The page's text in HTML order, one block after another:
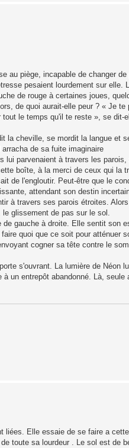
au piège, incapable de changer
pesaient lourdement sur elle.
de rouge à certaines joues,
de quoi aurait-elle peur ? « Je
le temps qu'il te reste », se dit-
la cheville, se mordit la langue et
de sa fuite imaginaire
lui parvenaient à travers les
boîte, à la merci de ceux qui la
de l'engloutir. Peut-être que le
attendant son destin
à travers ses parois étroites.
glissement de pas sur le sol.
gauche à droite. Elle sentit son
quoi que ce soit pour atténuer
cogner sa tête contre le
s'ouvrant. La lumière de Néon
un entrepôt abandonné. Là,
liées. Elle essaie de se faire a
toute sa lourdeur . Le sol est de